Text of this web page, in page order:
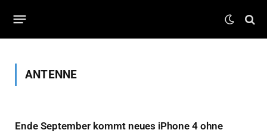
ANTENNE
Ende September kommt neues iPhone 4 ohne